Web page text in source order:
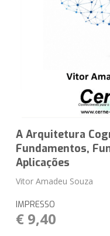
A Arquitetura
Fundamentos,
Aplicações
Vitor Amadeu Souza
IMPRESSO
€ 9,40